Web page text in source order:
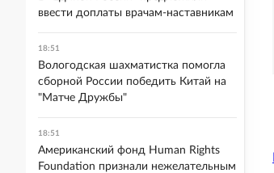
ввести доплаты врачам-наставникам
18:51
Вологодская шахматистка помогла
сборной России победить Китай на
"Матче Дружбы"
18:51
Американский фонд Human Rights
Foundation признали нежелательным